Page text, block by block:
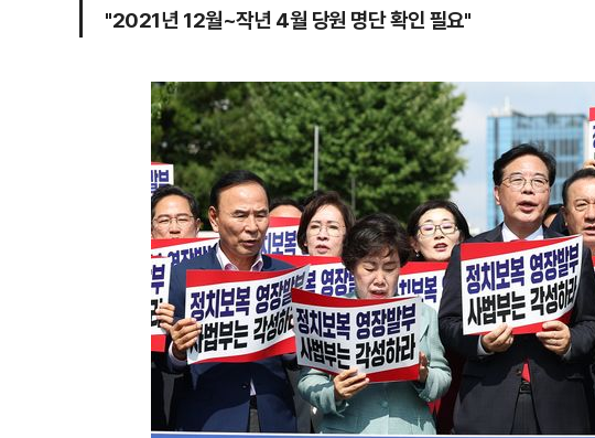
"2021년 12월~작년 4월 당원 명단 확인 필요"